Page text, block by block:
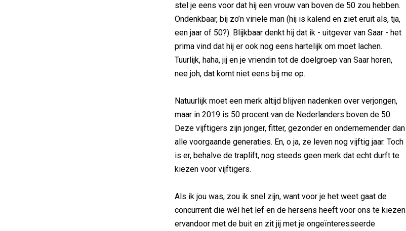
stel je eens voor dat hij een vrouw van boven de 50 zou hebben.
Ondenkbaar, bij zo’n viriele man (hij is kalend en ziet eruit als, tja,
een jaar of 50?). Blijkbaar denkt hij dat ik - uitgever van Saar - het
prima vind dat hij er ook nog eens hartelijk om moet lachen.
Tuurlijk, haha, jij en je vriendin tot de doelgroep van Saar horen,
nee joh, dat komt niet eens bij me op.
Natuurlijk moet een merk altijd blijven nadenken over verjongen,
maar in 2019 is 50 procent van de Nederlanders boven de 50.
Deze vijftigers zijn jonger, fitter, gezonder en ondernemender dan
alle voorgaande generaties. En, o ja, ze leven nog vijftig jaar. Toch
is er, behalve de traplift, nog steeds geen merk dat echt durft te
kiezen voor vijftigers.
Als ik jou was, zou ik snel zijn, want voor je het weet gaat de
concurrent die wél het lef en de hersens heeft voor ons te kiezen
ervandoor met de buit en zit jij met je ongeïnteresseerde